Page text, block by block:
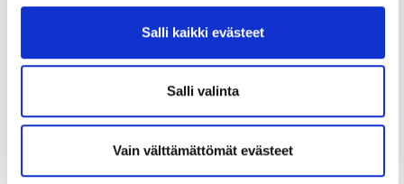
Salli kaikki evästeet
Salli valinta
Vain välttämättömät evästeet
tulliasiakirjan?
usein kysyttyihin kysymyksiin.
28.9.2021 KANSAINVÄLISET ASIAT
Vauhtia vientiin – ATA carnet on